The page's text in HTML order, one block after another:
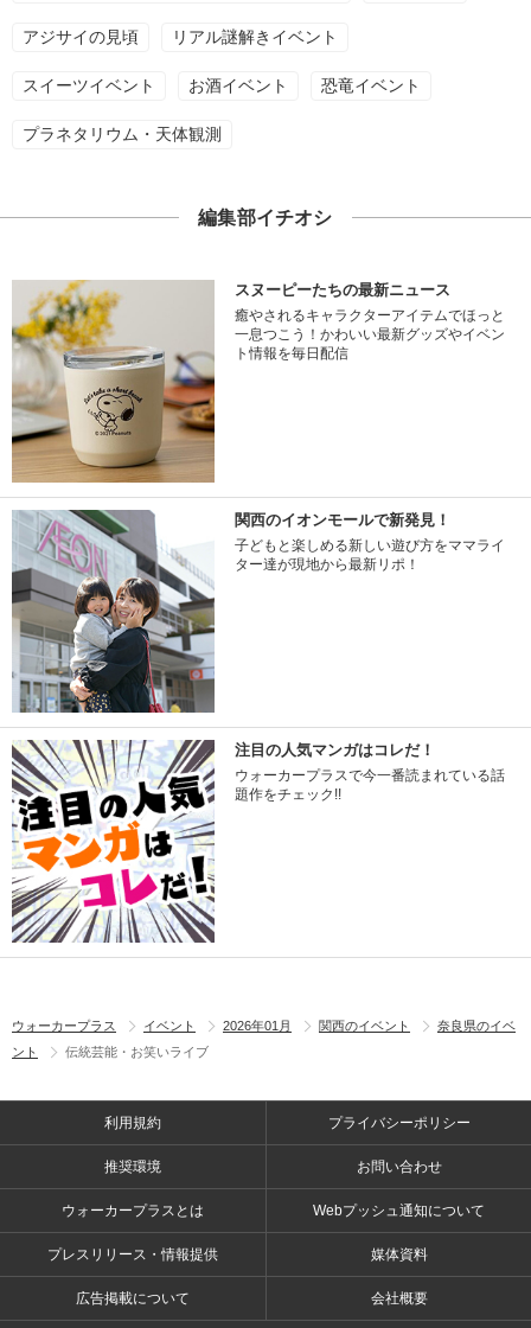
アジサイの見頃 リアル謎解きイベント
スイーツイベント お酒イベント 恐竜イベント
プラネタリウム・天体観測
編集部イチオシ
スヌーピーたちの最新ニュース
癒やされるキャラクターアイテムでほっと
一息つこう！かわいい最新グッズやイベン
ト情報を毎日配信
関西のイオンモールで新発見！
子どもと楽しめる新しい遊び方をママライ
ター達が現地から最新リポ！
注目の人気マンガはコレだ！
ウォーカープラスで今一番読まれている話
題作をチェック!!
ウォーカープラス イベント 2026年01月 関西のイベント
奈良県のイベ
ント
伝統芸能・お笑いライブ
利用規約 プライバシーポリシー
推奨環境 お問い合わせ
ウォーカープラスとは Webプッシュ通知について
プレスリリース・情報提供 媒体資料
広告掲載について 会社概要